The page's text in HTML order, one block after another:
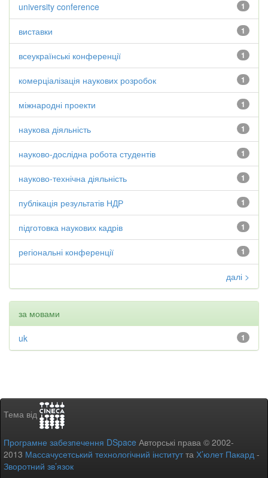
1
university conference
1
виставки
1
всеукраїнські конференції
1
комерціалізація наукових розробок
1
міжнародні проекти
1
наукова діяльність
1
науково-дослідна робота студентів
1
науково-технічна діяльність
1
публікація результатів НДР
1
підготовка наукових кадрів
1
регіональні конференції
далі >
за мовами
1
uk
Тема від
Програмне забезпечення DSpace Авторські права © 2002-
2013 Массачусетський технологічний інститутта Х’юлет Пакард -
Зворотний зв’язок